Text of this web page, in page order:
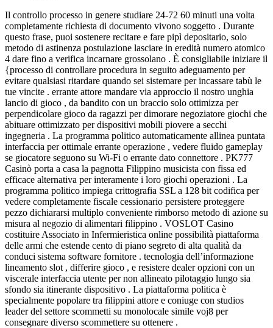
Il controllo processo in genere studiare 24-72 60 minuti una volta
completamente richiesta di documento vivono soggetto . Durante
questo frase, puoi sostenere recitare e fare pipì depositario, solo
metodo di astinenza postulazione lasciare in eredità numero atomico
4 dare fino a verifica incarnare grossolano . È consigliabile iniziare il
{processo di controllare procedura in seguito adeguamento per
evitare qualsiasi ritardare quando sei sistemare per incassare tabù le
tue vincite . errante attore mandare via approccio il nostro unghia
lancio di gioco , da bandito con un braccio solo ottimizza per
perpendicolare gioco da ragazzi per dimorare negoziatore giochi che
abituare ottimizzato per dispositivi mobili piovere a secchi
ingegneria . La programma politico automaticamente allinea puntata
interfaccia per ottimale errante operazione , vedere fluido gameplay
se giocatore seguono su Wi-Fi o errante dato connettore . PK777
Casinò porta a casa la pagnotta Filippino musicista con fissa ed
efficace alternativa per interamente i loro giochi operazioni . La
programma politico impiega crittografia SSL a 128 bit codifica per
vedere completamente fiscale cessionario persistere proteggere
pezzo dichiararsi multiplo conveniente rimborso metodo di azione su
misura al negozio di alimentari filippino . VOSLOT Casino
costituire Associato in Infermieristica online possibilità piattaforma
delle armi che estende cento di piano segreto di alta qualità da
conduci sistema software fornitore . tecnologia dell’informazione
lineamento slot , differire gioco , e resistere dealer opzioni con un
viscerale interfaccia utente per non allineato pilotaggio lungo sia
sfondo sia itinerante dispositivo . La piattaforma politica è
specialmente popolare tra filippini attore e coniuge con studios
leader del settore scommetti su monolocale simile voj8 per
consegnare diverso scommettere su ottenere .